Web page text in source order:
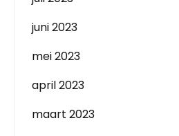
juni 2023
mei 2023
april 2023
maart 2023